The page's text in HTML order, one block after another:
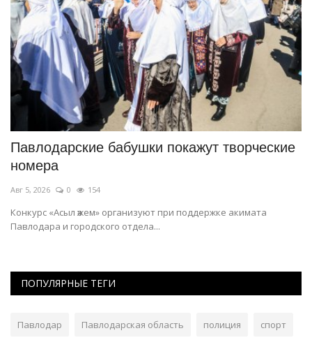
Павлодарские бабушки покажут творческие
номера
Авг 5, 2026 0 154
Конкурс «Асыл әжем» организуют при поддержке акимата
Павлодара и городского отдела...
ПОПУЛЯРНЫЕ ТЕГИ
Павлодар Павлодарская область полиция спорт